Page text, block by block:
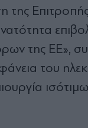
της ΕΕ»,
του